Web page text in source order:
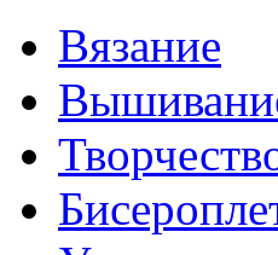
Вязание